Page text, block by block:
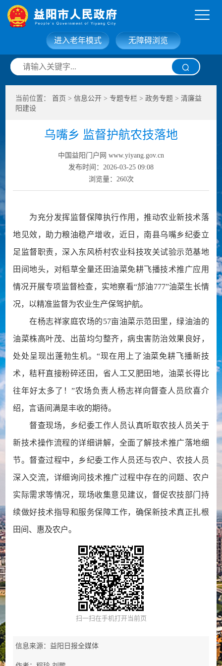
网站首页 走进益阳
信息公开 政务服务
互动交流 政府数据
无障碍浏览
进入老年模式
当前位置：首页 >信息公开 >专题专栏 >政务专题 >清廉益
阳建设
乌嘴乡 监督护航农技落地
中国益阳门户网 www.yiyang.gov.cn
发布时间：2026-03-25 09:08
浏览量： 260次
为充分发挥监督保障执行作用，推动农业新技术落
地见效，助力粮油稳产增收，近日，南县乌嘴乡纪委立
足监督职责，深入东风桥村农业科技攻关试验示范基地
田间地头，对稻草全量还田油菜免耕飞播技术推广应用
情况开展专项监督检查，实地察看“邡油777”油菜生长情
况，以精准监督为农业生产保驾护航。
在杨志祥家庭农场的57亩油菜示范田里，绿油油的
油菜株高叶茂、出苗均匀整齐，病虫害防治效果良好，
处处呈现出蓬勃生机。“现在用上了油菜免耕飞播新技
术，秸秆直接粉碎还田，省人工又肥田地，油菜长得比
往年好太多了！”农场负责人杨志祥向督查人员欣喜介
绍，言语间满是丰收的期待。
督查现场，乡纪委工作人员认真听取农技人员关于
新技术操作流程的详细讲解，全面了解技术推广落地细
节。督查过程中，乡纪委工作人员还与农户、农技人员
深入交流，详细询问技术推广过程中存在的问题、农户
实际需求等情况，现场收集意见建议，督促农技部门持
续做好技术指导和服务保障工作，确保新技术真正扎根
田间、惠及农户。
扫一扫在手机打开当前页
信息来源：益阳日报全媒体